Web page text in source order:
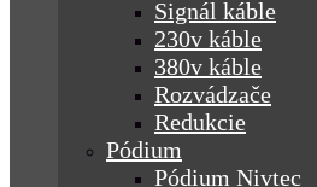
Signál káble
230v káble
380v káble
Rozvádzače
Redukcie
Pódium
Pódium Nivtec